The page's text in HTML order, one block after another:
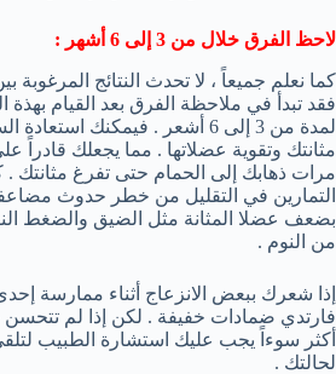
لاحظ الفرق خلال من 3 إلى 6 أشهر :
كما نعلم جميعاً ، لا تحدث النتائج
فقد تبدأ في ملاحظة الفرق بعد القيام بهذة
لمدة من 3 إلى 6 أشعر . فيمكنك
مثانتك وتقوية عضلاتها . مما يجعلك قادراً
مرات ذهابك إلى الحمام حتى تفرغ مثانتك .
التمارين في التقليل من خطر حدوث
بضعف عضلا المثانة مثل الضيق والضغط
من النوم .
إذا شعرك ببعض الانزعاج أثناء ممارسة
فارتدي ضمادات خفيفة . لكن إذا لم
أكثر سوءاً يجب عليك استشارة الطبيب
لحالتك .